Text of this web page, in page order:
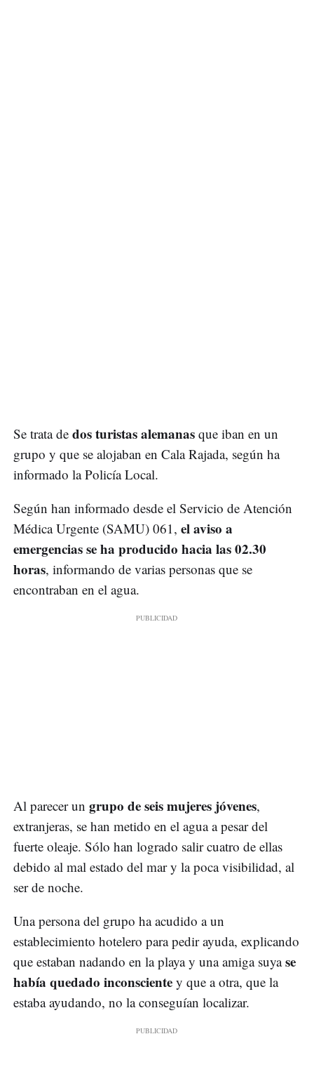
Se trata de dos turistas alemanas que iban en un
grupo y que se alojaban en Cala Rajada, según ha
informado la Policía Local.
Según han informado desde el Servicio de Atención
Médica Urgente (SAMU) 061, el aviso a
emergencias se ha producido hacia las 02.30
horas, informando de varias personas que se
encontraban en el agua.
Al parecer un grupo de seis mujeres jóvenes,
extranjeras, se han metido en el agua a pesar del
fuerte oleaje. Sólo han logrado salir cuatro de ellas
debido al mal estado del mar y la poca visibilidad, al
ser de noche.
Una persona del grupo ha acudido a un
establecimiento hotelero para pedir ayuda, explicando
que estaban nadando en la playa y una amiga suyase
había quedado inconsciente y que a otra, que la
estaba ayudando, no la conseguían localizar.